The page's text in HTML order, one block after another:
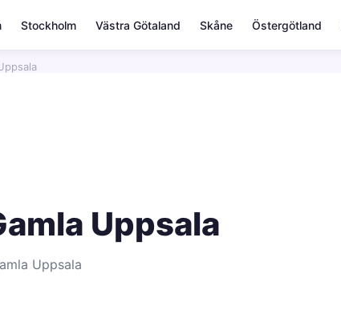
Stockholm Västra Götaland Skåne Östergötland
Uppsala
Uppsala